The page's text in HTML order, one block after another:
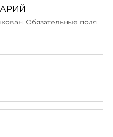
Обязательные поля